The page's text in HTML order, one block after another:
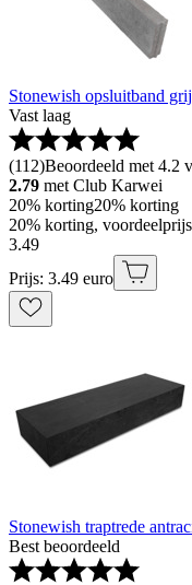
Stonewish opsluitband
Vast laag
(112)Beoordeeld met 4.2
2.79 met Club Karwei
20% korting20% korting
20% korting,
3.49
Prijs: 3.49 euro
Stonewish traptrede
Best beoordeeld